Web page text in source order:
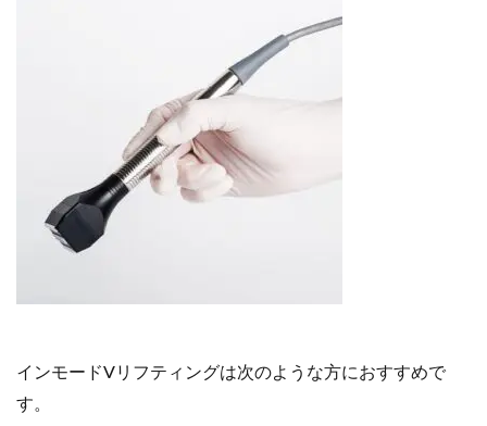
インモードVリフティングは次のような方におすすめで
す。